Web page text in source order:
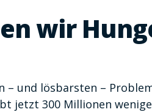
wir
und lösbarsten –
jetzt 300 Millionen